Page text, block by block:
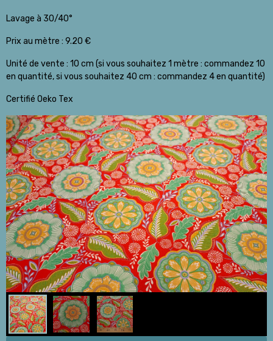
Lavage à 30/40°
Prix au mètre : 9.20 €
Unité de vente : 10 cm (si vous souhaitez 1 mètre : commandez 10
en quantité, si vous souhaitez 40 cm : commandez 4 en quantité)
Certifié Oeko Tex